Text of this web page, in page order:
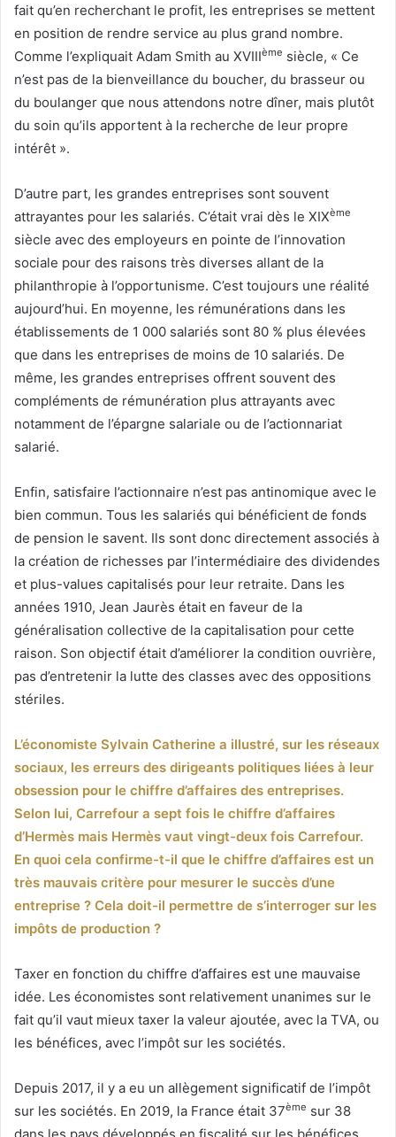
fait qu’en recherchant le profit, les entreprises se mettent
en position de rendre service au plus grand nombre.
Comme l’expliquait Adam Smith au XVIIIème siècle, « Ce
n’est pas de la bienveillance du boucher, du brasseur ou
du boulanger que nous attendons notre dîner, mais plutôt
du soin qu’ils apportent à la recherche de leur propre
intérêt ».
D’autre part, les grandes entreprises sont souvent
attrayantes pour les salariés. C’était vrai dès le XIXème
siècle avec des employeurs en pointe de l’innovation
sociale pour des raisons très diverses allant de la
philanthropie à l’opportunisme. C’est toujours une réalité
aujourd’hui. En moyenne, les rémunérations dans les
établissements de 1 000 salariés sont 80 % plus élevées
que dans les entreprises de moins de 10 salariés. De
même, les grandes entreprises offrent souvent des
compléments de rémunération plus attrayants avec
notamment de l’épargne salariale ou de l’actionnariat
salarié.
Enfin, satisfaire l’actionnaire n’est pas antinomique avec le
bien commun. Tous les salariés qui bénéficient de fonds
de pension le savent. Ils sont donc directement associés à
la création de richesses par l’intermédiaire des dividendes
et plus-values capitalisés pour leur retraite. Dans les
années 1910, Jean Jaurès était en faveur de la
généralisation collective de la capitalisation pour cette
raison. Son objectif était d’améliorer la condition ouvrière,
pas d’entretenir la lutte des classes avec des oppositions
stériles.
L’économiste Sylvain Catherine a illustré, sur les réseaux
sociaux, les erreurs des dirigeants politiques liées à leur
obsession pour le chiffre d’affaires des entreprises.
Selon lui, Carrefour a sept fois le chiffre d’affaires
d’Hermès mais Hermès vaut vingt-deux fois Carrefour.
En quoi cela confirme-t-il que le chiffre d’affaires est un
très mauvais critère pour mesurer le succès d’une
entreprise ? Cela doit-il permettre de s’interroger sur les
impôts de production ?
Taxer en fonction du chiffre d’affaires est une mauvaise
idée. Les économistes sont relativement unanimes sur le
fait qu’il vaut mieux taxer la valeur ajoutée, avec la TVA, ou
les bénéfices, avec l’impôt sur les sociétés.
Depuis 2017, il y a eu un allègement significatif de l’impôt
sur les sociétés. En 2019, la France était 37ème sur 38